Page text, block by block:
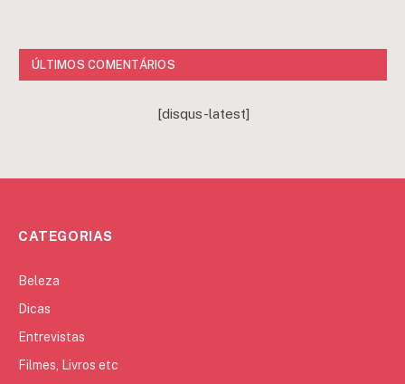
ÚLTIMOS COMENTÁRIOS
[disqus-latest]
CATEGORIAS
Beleza
Dicas
Entrevistas
Filmes, Livros etc